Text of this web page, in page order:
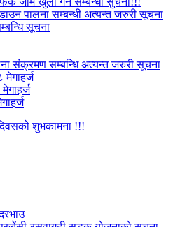
पालना सम्बन्धी अत्यन्त जरुरी सूचना
सूचना
संक्रमण सम्बन्धि अत्यन्त जरुरी सूचना
शुभकामना !!!